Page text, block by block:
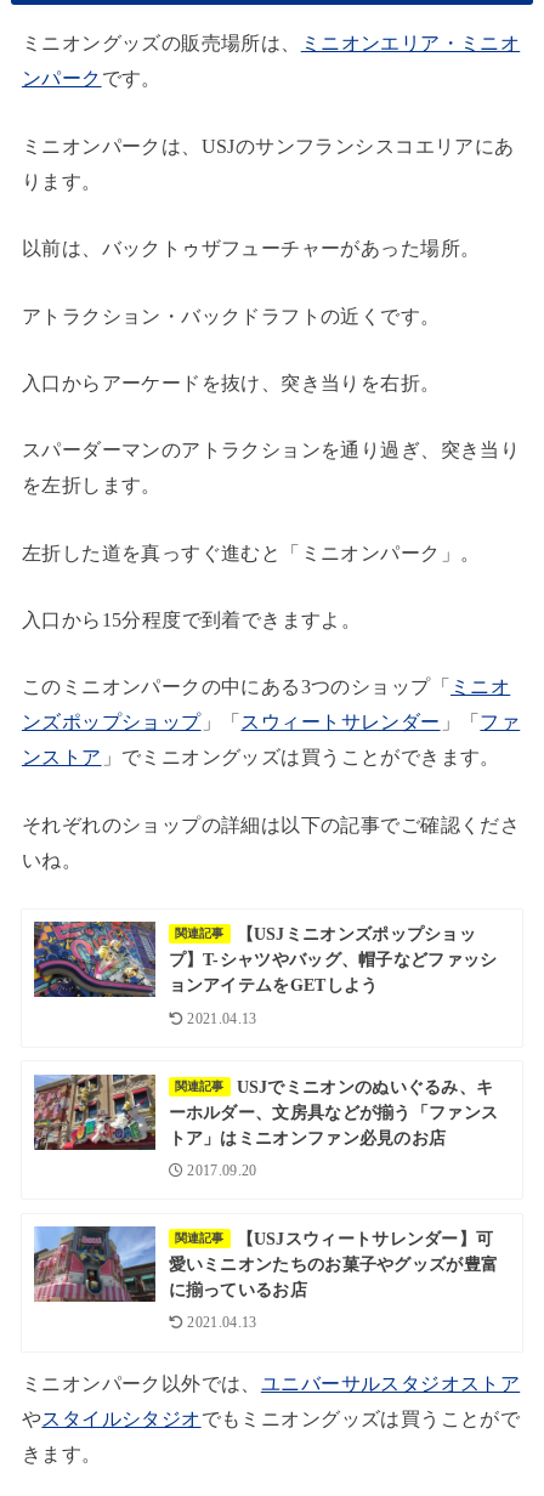
ミニオングッズの販売場所は、
ミニオンエリア・ミニオ
ンパーク です。
ミニオンパークは、USJのサンフランシスコエリアにあ
ります。
以前は、バックトゥザフューチャーがあった場所。
アトラクション・バックドラフトの近くです。
入口からアーケードを抜け、突き当りを右折。
スパーダーマンのアトラクションを通り過ぎ、突き当り
を左折します。
左折した道を真っすぐ進むと「ミニオンパーク」。
入口から15分程度で到着できますよ。
このミニオンパークの中にある3つのショップ「 ミニオ
ンズポップショップ」「 スウィートサレンダー 」「 ファ
ンストア 」でミニオングッズは買うことができます。
それぞれのショップの詳細は以下の記事でご確認くださ
いね。
関連記事
【USJミニオンズポップショッ
プ】T-シャツやバッグ、帽子などファッシ
ョンアイテムをGETしよう
2021.04.13
関連記事
USJでミニオンのぬいぐるみ、キ
ーホルダー、文房具などが揃う「ファンス
トア」はミニオンファン必見のお店
2017.09.20
関連記事
【USJスウィートサレンダー】可
愛いミニオンたちのお菓子やグッズが豊富
に揃っているお店
2021.04.13
ミニオンパーク以外では、 ユニバーサルスタジオストア
やスタイルシタジオでもミニオングッズは買うことがで
きます。